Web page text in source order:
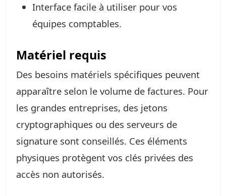
Interface facile à utiliser pour vos
équipes comptables.
Matériel requis
Des besoins matériels spécifiques peuvent
apparaître selon le volume de factures. Pour
les grandes entreprises, des jetons
cryptographiques ou des serveurs de
signature sont conseillés. Ces éléments
physiques protègent vos clés privées des
accès non autorisés.